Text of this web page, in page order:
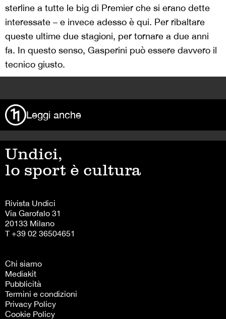
sterline a tutte le big di Premier che si erano dette
interessate – e invece adesso è qui. Per ribaltare
queste ultime due stagioni, per tornare a due anni
fa. In questo senso, Gasperini può essere davvero il
tecnico giusto.
Leggi anche
Undici,
lo sport è cultura
Rivista Undici
Via Garofalo 31
20133 Milano
T +39 02 36504651
Chi siamo
Mediakit
Pubblicità
Termini e condizioni
Privacy Policy
Cookie Policy